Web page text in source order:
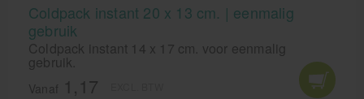
Coldpack instant 20 x 13 cm. | eenmalig
gebruik
Coldpack instant 14 x 17 cm. voor eenmalig
gebruik.
Vanaf 1,17